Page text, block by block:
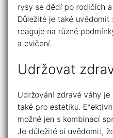
rysy se dědí po rodičích
Důležité je také
reaguje na různé
a cvičení.
Udržovat
Udržování zdravé váhy
také pro estetiku.
možné jen s kombinací
Je důležité si uvědomit,